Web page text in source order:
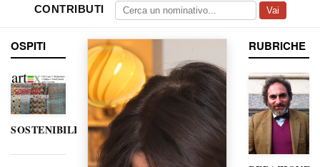
CONTRIBUTI
Vai
OSPITI
SOSTENIBILITÀ
RUBRICHE